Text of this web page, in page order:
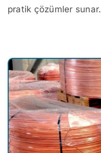
pratik çözümler sunar.